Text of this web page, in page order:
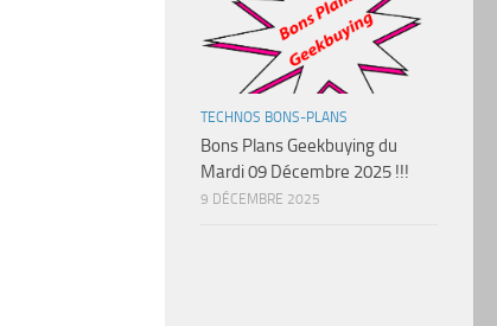
TECHNOS BONS-PLANS
Bons Plans Geekbuying du
Mardi 09 Décembre 2025 !!!
9 DÉCEMBRE 2025